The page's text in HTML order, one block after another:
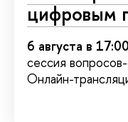
цифровым
6 августа в 17:00
сессия
Онлайн-